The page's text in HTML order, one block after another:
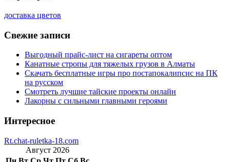
доставка цветов
Свежие записи
Выгодный прайс-лист на сигареты оптом
Канатные стропы для тяжелых грузов в Алматы
Скачать бесплатные игры про постапокалипсис на ПК
на русском
Смотреть лучшие тайские проекты онлайн
Лакорны с сильными главными героями
Интересное
Rt.chat-ruletka-18.com
Август 2026